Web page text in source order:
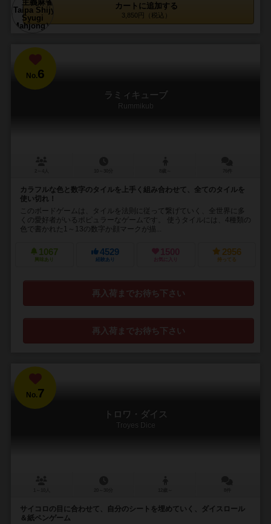
カートに追加する
3,850円（税込）
No.6
ラミィキューブ
Rummikub
カラフルな色と数字のタイルを上手く組み合わせて、全てのタイルを
使い切れ！
このボードゲームは、タイルを法則に従って繋げていく、全世界に多
くの愛好者がいるポピュラーなゲームです。 使うタイルには、4種類の
色で書かれた1～13の数字か顔マークが描...
1067
興味あり
4529
経験あり
1500
お気に入り
2956
持ってる
再入荷までお待ち下さい
再入荷までお待ち下さい
No.7
トロワ・ダイス
Troyes Dice
サイコロの目に合わせて、自分のシートを埋めていく、ダイスロール
＆紙ペンゲーム